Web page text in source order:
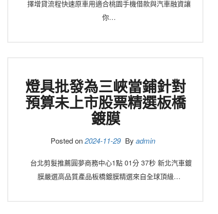
擇增貸流程快速原車用適合桃園手機借款與汽車融資讓
你…
燈具批發為三峽當鋪針對
預算未上市股票精選板橋
鍍膜
Posted on2024-11-29 By admin
台北剪髮推薦圓夢商務中心1點 01分 37秒 新北汽車鍍
膜嚴選高品質產品板橋鍍膜精選來自全球頂級…